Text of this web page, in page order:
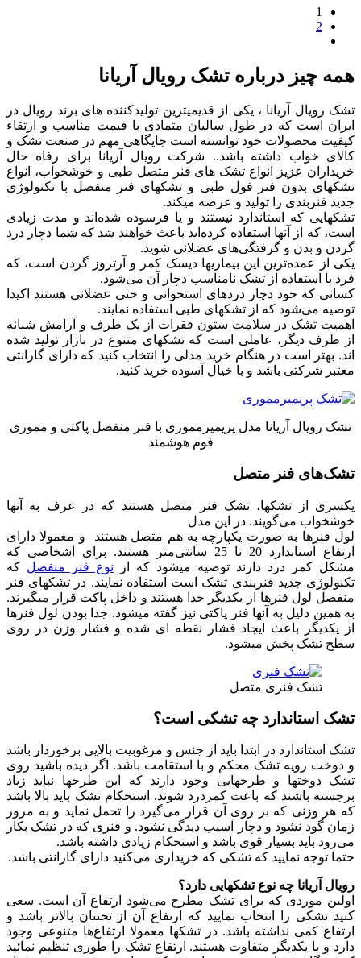
1
2
همه چیز درباره تشک رویال آریانا
تشک رویال آریانا ، یکی از قدیمیترین تولیدکننده های برند رویال در
ایران است که در طول سالیان متمادی با قیمت مناسب و ارتقاء
کیفیت محصولات خود توانسته است جایگاهی مهم در صنعت تشک و
کالای خواب داشته باشد.. شرکت رویال آریانا برای رفاه حال
خریداران عزیز انواع تشک های فنر متصل طبی و خوشخواب، انواع
تشکهای بدون فنر فول طبی و تشکهای فنر منفصل با تکنولوژی
جدید فنربندی را تولید و عرضه میکند.
تشکهایی که استاندارد نیستند و یا فرسوده شده‌اند و مدت زیادی
است، که از آنها استفاده کرده‌اید باعث خواهند شد که شما دچار درد
گردن و بدن و گرفتگی‌های عضلانی شوید.
یکی از عمده‌ترین این بیماریها دیسک کمر و آرتروز گردن است، که
فرد با استفاده از تشک نامناسب دچار آن می‌شود.
کسانی که خود دچار دردهای استخوانی و حتی عضلانی هستند اکیدا
توصیه می‌شود که از تشکهای طبی استفاده نمایند.
اهمیت تشک در سلامت ستون فقرات از یک طرف و آرامش شبانه
از طرف دیگر، عاملی است که تشکهای متنوع در بازار تولید شده
اند. بهتر است در هنگام خرید مدلی را انتخاب کنید که دارای گارانتی
معتبر شرکتی باشد و با خیال آسوده خرید کنید.
تشک رویال آریانا مدل پریمیرمموری با فنر منفصل پاکتی و مموری
فوم هوشمند
تشک‌های فنر متصل
یکسری از تشکها، تشک فنر متصل هستند که در عرف به آنها
خوشخواب می‌گویند. در این مدل
لول فنرها به صورت یکپارچه به هم متصل هستند و معمولا دارای
ارتفاع استاندارد 20 تا 25 سانتی‌متر هستند. برای اشخاصی که
مشکل کمر درد دارند توصیه میشود که از نوع فنر منفصل که
تکنولوژی جدید فنربندی تشک است استفاده نمایند. در تشکهای فنر
منفصل لول فنرها از یکدیگر جدا هستند و داخل پاکت قرار میگیرند.
به همین دلیل به آنها فنر پاکتی نیز گفته میشود. جدا بودن لول فنرها
از یکدیگر باعث ایجاد فشار نقطه ای شده و فشار وزن در روی
سطح تشک پخش میشود.
تشک فنری متصل
تشک استاندارد چه تشکی است؟
تشک استاندارد در ابتدا باید از جنس و مرغوبیت بالایی برخوردار باشد
و دوخت رویه تشک محکم و با استقامت باشد. اگر دیده باشید روی
تشک دوختها و طرحهایی وجود دارند که این طرحها نباید زیاد
برجسته باشند که باعث کمردرد شوند. استحکام تشک باید بالا باشد
که هر وزنی که بر روی آن قرار می‌گیرد را تحمل نماید و به مرور
زمان گود نشود و دچار آسیب دیدگی نشود. و فنری که در تشک بکار
می‌رود باید بسیار قوی باشد و استحکام زیادی داشته باشد.
حتما توجه نمایید که تشکی که خریداری می‌کنید دارای گارانتی باشد.
رویال آریانا چه نوع تشكهایی دارد؟
اولین موردی که برای تشک مطرح می‌شود ارتفاع آن است. سعی
کنید تشکی را انتخاب نمایید که ارتفاع آن از تختتان بالاتر باشد و
ارتفاع کمی نداشته باشد. در تشکها معمولا ارتفاع‌ها متنوعی وجود
دارد و با یکدیگر متفاوت هستند. ارتفاع تشک را طوری تنظیم نمائید